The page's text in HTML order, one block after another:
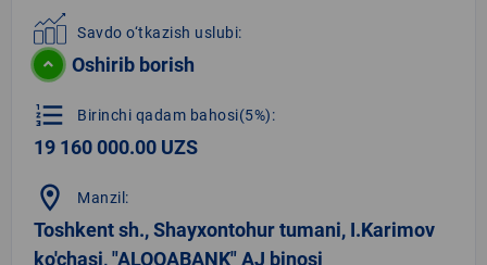
Savdo o‘tkazish uslubi:
Oshirib borish
format_list_numbered Birinchi qadam bahosi(5%):
19 160 000.00 UZS
location_on Manzil:
Toshkent sh., Shayxontohur tumani, I.Karimov
ko'chasi, "ALOQABANK" AJ binosi